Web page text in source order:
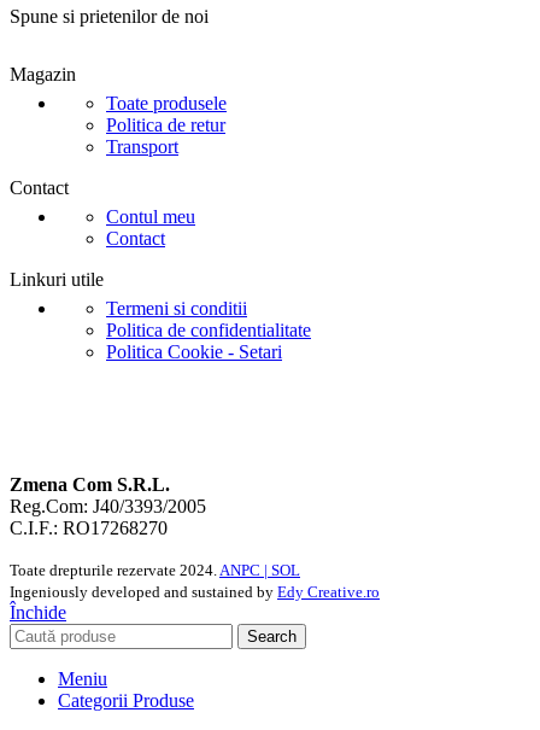
Spune si prietenilor de noi
Magazin
Toate produsele
Politica de retur
Transport
Contact
Contul meu
Contact
Linkuri utile
Termeni si conditii
Politica de confidentialitate
Politica Cookie - Setari
Zmena Com S.R.L.
Reg.Com: J40/3393/2005
C.I.F.: RO17268270
Toate drepturile rezervate 2024.ANPC | SOL
Ingeniously developed and sustained by Edy Creative.ro
Închide
Search
Meniu
Categorii Produse